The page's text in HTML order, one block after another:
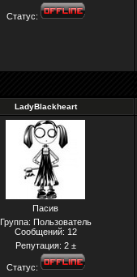
Статус:
LadyBlackheart
Пасив
Группа: Пользователь
Сообщений: 12
Репутация: 2 ±
Статус: